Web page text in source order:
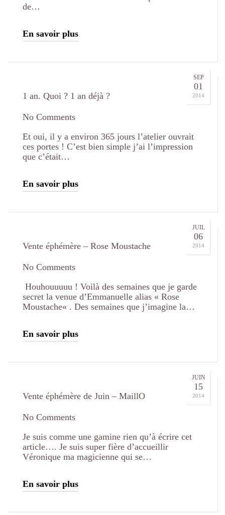
de…
En savoir plus
SEP
01
2014
1 an. Quoi ? 1 an déjà ?
No Comments
Et oui, il y a environ 365 jours l’atelier ouvrait
ces portes ! C’est bien simple j’ai l’impression
que c’était…
En savoir plus
JUIL
06
2014
Vente éphémère – Rose Moustache
No Comments
Houhouuuuu ! Voilà des semaines que je garde
secret la venue d’Emmanuelle alias « Rose
Moustache« . Des semaines que j’imagine la…
En savoir plus
JUIN
15
2014
Vente éphémère de Juin – MaillO
No Comments
Je suis comme une gamine rien qu’à écrire cet
article…. Je suis super fière d’accueillir
Véronique ma magicienne qui se…
En savoir plus